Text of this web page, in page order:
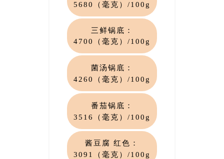
5680（毫克）/100g
三鲜锅底：
4700（毫克 ）/100g
菌汤锅底：
4260（毫克）/100g
番茄锅底：
3516（毫克）/100g
酱豆腐 红色：
3091（毫克）/100g